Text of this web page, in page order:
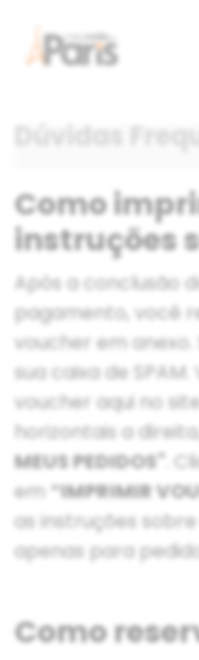
Dúvidas
Como
instruções
Após a conclusão
pagamento, você
voucher em
sua caixa de
voucher aqui no
horizontais a
MEUS PEDIDOS"
em “IMPRIMIR
as instruções
apenas para
Como